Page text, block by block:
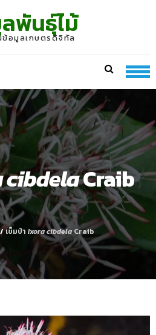
พันธุ์ไม้
ข้อมูลเกษตรดิจิทัล
cibdelaCraib
/เข็มป่า Ixora cibdelaCraib